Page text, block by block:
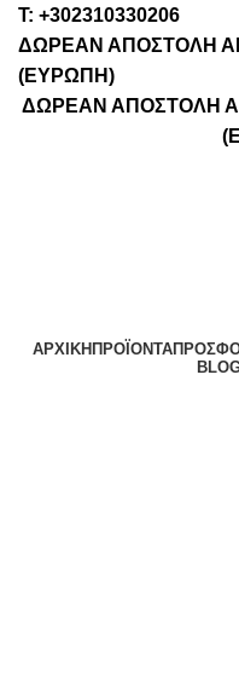
Τ: +302310330206
ΔΩΡΕΑΝ ΑΠΟΣΤΟΛΗ
(ΕΥΡΩΠΗ)
ΔΩΡΕΑΝ ΑΠΟΣΤΟΛΗ
ΑΡΧΙΚΉ ΠΡΟΪΌΝΤΑ